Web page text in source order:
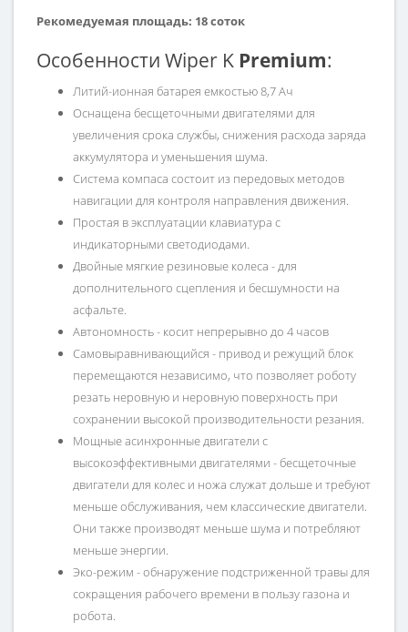
Рекомедуемая площадь: 18 соток
Особенности Wiper K Premium:
Литий-ионная батарея емкостью 8,7 Ач
Оснащена бесщеточными двигателями для
увеличения срока службы, снижения расхода заряда
аккумулятора и уменьшения шума.
Система компаса состоит из передовых методов
навигации для контроля направления движения.
Простая в эксплуатации клавиатура с
индикаторными светодиодами.
Двойные мягкие резиновые колеса - для
дополнительного сцепления и бесшумности на
асфальте.
Автономность - косит непрерывно до 4 часов
Самовыравнивающийся - привод и режущий блок
перемещаются независимо, что позволяет роботу
резать неровную и неровную поверхность при
сохранении высокой производительности резания.
Мощные асинхронные двигатели с
высокоэффективными двигателями - бесщеточные
двигатели для колес и ножа служат дольше и требуют
меньше обслуживания, чем классические двигатели.
Они также производят меньше шума и потребляют
меньше энергии.
Эко-режим - обнаружение подстриженной травы для
сокращения рабочего времени в пользу газона и
робота.